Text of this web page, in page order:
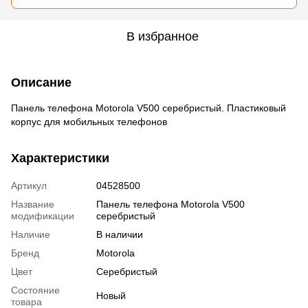
В избранное
Описание
Панель телефона Motorola V500 серебристый. Пластиковый
корпус для мобильных телефонов
Характеристики
Артикул
04528500
Название
модификации
Панель телефона Motorola V500
серебристый
Наличие
В наличии
Бренд
Motorola
Цвет
Серебристый
Состояние
товара
Новый